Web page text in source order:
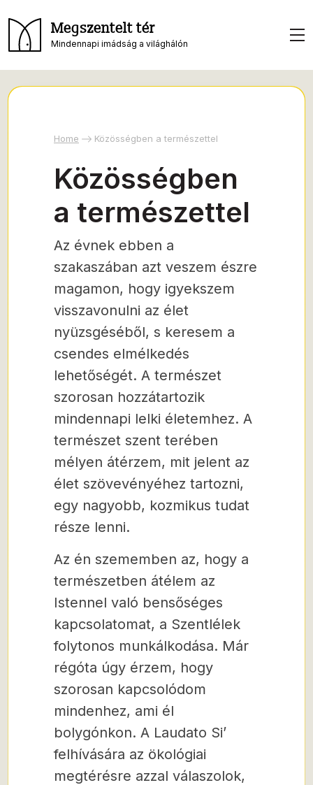
Megszentelt tér
Mindennapi imádság a világhálón
Home Közösségben a természettel
Közösségben
a természettel
Az évnek ebben a
szakaszában azt veszem észre
magamon, hogy igyekszem
visszavonulni az élet
nyüzsgéséből, s keresem a
csendes elmélkedés
lehetőségét. A természet
szorosan hozzátartozik
mindennapi lelki életemhez. A
természet szent terében
mélyen átérzem, mit jelent az
élet szövevényéhez tartozni,
egy nagyobb, kozmikus tudat
része lenni.
Az én szememben az, hogy a
természetben átélem az
Istennel való bensőséges
kapcsolatomat, a Szentlélek
folytonos munkálkodása. Már
régóta úgy érzem, hogy
szorosan kapcsolódom
mindenhez, ami él
bolygónkon. A Laudato Si’
felhívására az ökológiai
megtérésre azzal válaszolok,